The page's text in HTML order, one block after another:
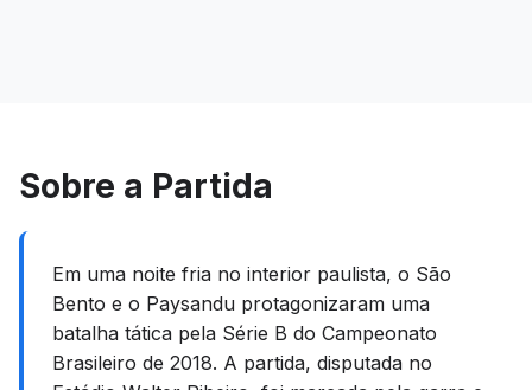
Sobre a Partida
Em uma noite fria no interior paulista, o São
Bento e o Paysandu protagonizaram uma
batalha tática pela Série B do Campeonato
Brasileiro de 2018. A partida, disputada no